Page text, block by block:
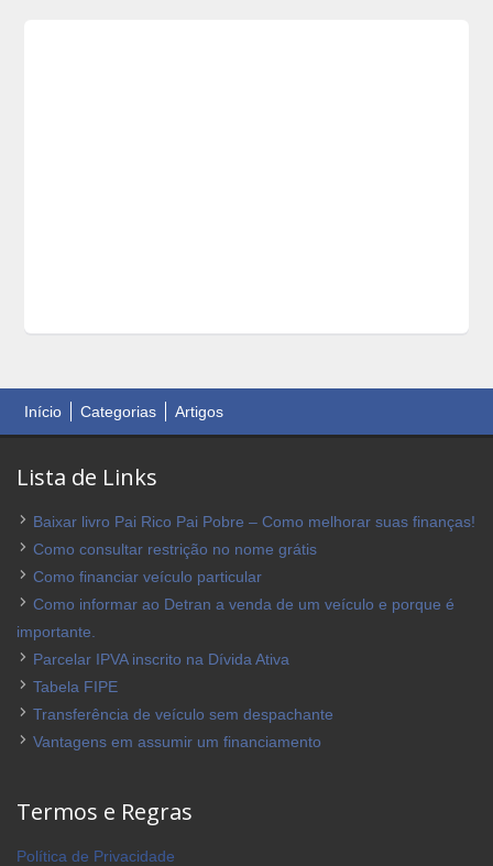
Início Categorias Artigos
Lista de Links
Baixar livro Pai Rico Pai Pobre – Como melhorar suas finanças!
Como consultar restrição no nome grátis
Como financiar veículo particular
Como informar ao Detran a venda de um veículo e porque é
importante.
Parcelar IPVA inscrito na Dívida Ativa
Tabela FIPE
Transferência de veículo sem despachante
Vantagens em assumir um financiamento
Termos e Regras
Política de Privacidade